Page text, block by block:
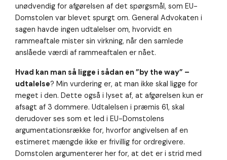
unødvendig for afgørelsen af det spørgsmål, som EU-
Domstolen var blevet spurgt om. General Advokaten i
sagen havde ingen udtalelser om, hvorvidt en
rammeaftale mister sin virkning, når den samlede
anslåede værdi af rammeaftalen er nået.
Hvad kan man så ligge i sådan en ”by the way” –
udtalelse? Min vurdering er, at man ikke skal ligge for
meget i den. Dette også i lyset af, at afgørelsen kun er
afsagt af 3 dommere. Udtalelsen i præmis 61, skal
derudover ses som et led i EU-Domstolens
argumentationsrække for, hvorfor angivelsen af en
estimeret mængde ikke er frivillig for ordregivere.
Domstolen argumenterer her for, at det er i strid med